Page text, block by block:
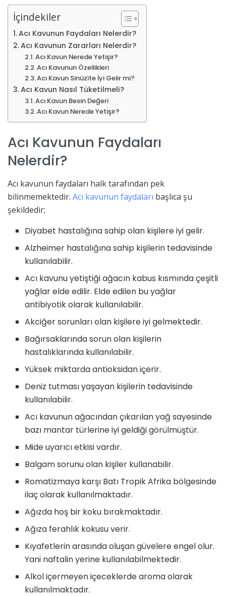
İçindekiler
Acı Kavunun Faydaları Nelerdir?
Acı Kavunun Zararları Nelerdir?
Acı Kavun Nerede Yetişir?
Acı Kavunun Özellikleri
Acı Kavun Sinüzite İyi Gelir mi?
Acı Kavun Nasıl Tüketilmeli?
Acı Kavun Besin Değeri
Acı Kavun Nerede Yetişir?
Acı Kavunun Faydaları
Nelerdir?
Acı kavunun faydaları halk tarafından pek
bilinmemektedir. Acı kavunun faydaları başlıca şu
şekildedir;
Diyabet hastalığına sahip olan kişilere iyi gelir.
Alzheimer hastalığına sahip kişilerin tedavisinde
kullanılabilir.
Acı kavunu yetiştiği ağacın kabus kısmında çeşitli
yağlar elde edilir. Elde edilen bu yağlar
antibiyotik olarak kullanılabilir.
Akciğer sorunları olan kişilere iyi gelmektedir.
Bağırsaklarında sorun olan kişilerin
hastalıklarında kullanılabilir.
Yüksek miktarda antioksidan içerir.
Deniz tutması yaşayan kişilerin tedavisinde
kullanılabilir.
Acı kavunun ağacından çıkarılan yağ sayesinde
bazı mantar türlerine iyi geldiği görülmüştür.
Mide uyarıcı etkisi vardır.
Balgam sorunu olan kişiler kullanabilir.
Romatizmaya karşı Batı Tropik Afrika bölgesinde
ilaç olarak kullanılmaktadır.
Ağızda hoş bir koku bırakmaktadır.
Ağıza ferahlık kokusu verir.
Kıyafetlerin arasında oluşan güvelere engel olur.
Yani naftalin yerine kullanılabilmektedir.
Alkol içermeyen içeceklerde aroma olarak
kullanılmaktadır.